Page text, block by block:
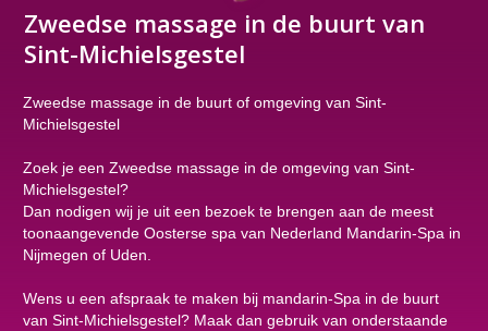
Zweedse massage in de buurt van
Sint-Michielsgestel
Zweedse massage in de buurt of omgeving van Sint-
Michielsgestel
Zoek je een Zweedse massage in de omgeving van Sint-
Michielsgestel?
Dan nodigen wij je uit een bezoek te brengen aan de meest
toonaangevende Oosterse spa van Nederland Mandarin-Spa in
Nijmegen of Uden.
Wens u een afspraak te maken bij mandarin-Spa in de buurt
van Sint-Michielsgestel? Maak dan gebruik van onderstaande